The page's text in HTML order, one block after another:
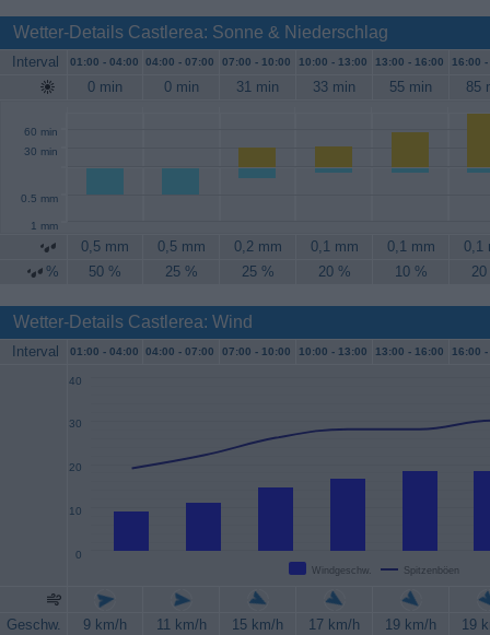
Wetter-Details Castlerea: Sonne & Niederschlag
Interval 01:00 - 04:00 04:00 - 07:00 07:00 - 10:00 10:00 - 13:00 13:00 - 16:00 16:00 -
0 min 0 min 31 min 33 min 55 min 85
30 min
60 min
0.5 mm
1 mm
0,5 mm 0,5 mm 0,2 mm 0,1 mm 0,1 mm
0,1
%
50 % 25 % 25 % 20 % 10 %
Wetter-Details Castlerea: Wind
Interval 01:00 - 04:00 04:00 - 07:00 07:00 - 10:00 10:00 - 13:00 13:00 - 16:00 16:00 -
Windgeschw. Spitzenböen
0
10
20
30
40
Geschw. 9 km/h 11 km/h 15 km/h 17 km/h 19 km/h
19